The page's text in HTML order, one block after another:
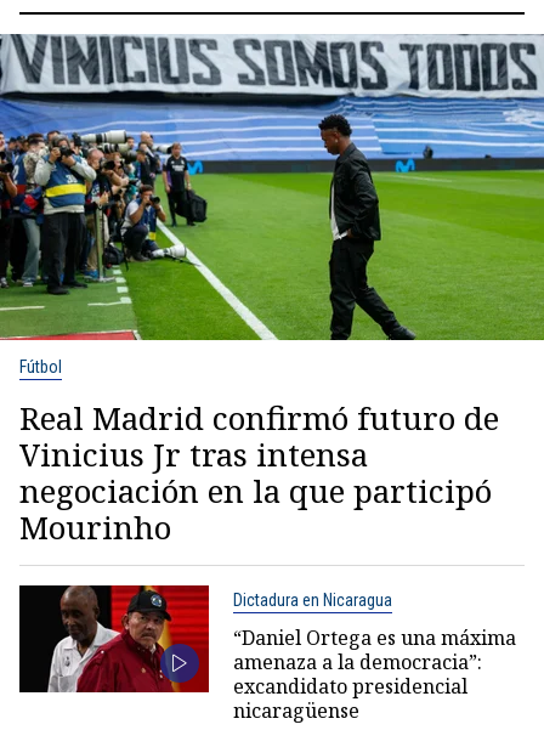
Fútbol
Real Madrid confirmó futuro de
Vinicius Jr tras intensa
negociación en la que participó
Mourinho
Dictadura en Nicaragua
“Daniel Ortega es una máxima
amenaza a la democracia”:
excandidato presidencial
nicaragüense